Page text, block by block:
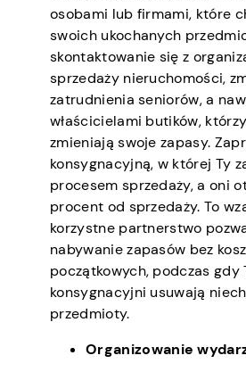
osobami lub firmami, które
swoich ukochanych
skontaktowanie się z
sprzedaży nieruchomości,
zatrudnienia seniorów, a
właścicielami butików,
zmieniają swoje zapasy.
konsygnacyjną, w której Ty
procesem sprzedaży, a oni
procent od sprzedaży. To
korzystne partnerstwo
nabywanie zapasów bez
początkowych, podczas gdy
konsygnacyjni usuwają
przedmioty.
Organizowanie